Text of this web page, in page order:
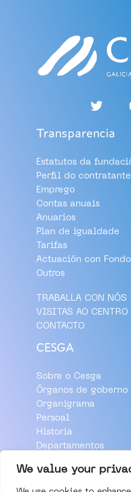
We value your
Transparencia
Estatutos da
Perfil do contratante
Emprego
Contas anuais
Anuarios
Plan de igualdade
Tarifas
Actuación con
Outros
TRABALLA CON NÓS
VISITAS AO CENTRO
CONTACTO
CESGA
Sobre o Cesga
Órganos de goberno
Organigrama
Persoal
Historia
Departamentos
Aviso Legal